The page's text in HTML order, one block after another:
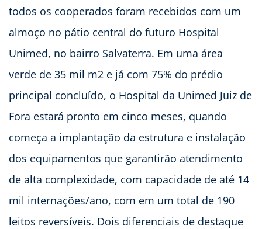
todos os cooperados foram recebidos com um
almoço no pátio central do futuro Hospital
Unimed, no bairro Salvaterra. Em uma área
verde de 35 mil m2 e já com 75% do prédio
principal concluído, o Hospital da Unimed Juiz de
Fora estará pronto em cinco meses, quando
começa a implantação da estrutura e instalação
dos equipamentos que garantirão atendimento
de alta complexidade, com capacidade de até 14
mil internações/ano, com em um total de 190
leitos reversíveis. Dois diferenciais de destaque